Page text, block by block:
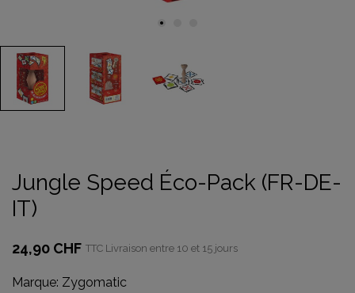
Jungle Speed Éco-Pack (FR-DE-
IT)
24,90 CHF TTC Livraison entre 10 et 15 jours
Marque: Zygomatic